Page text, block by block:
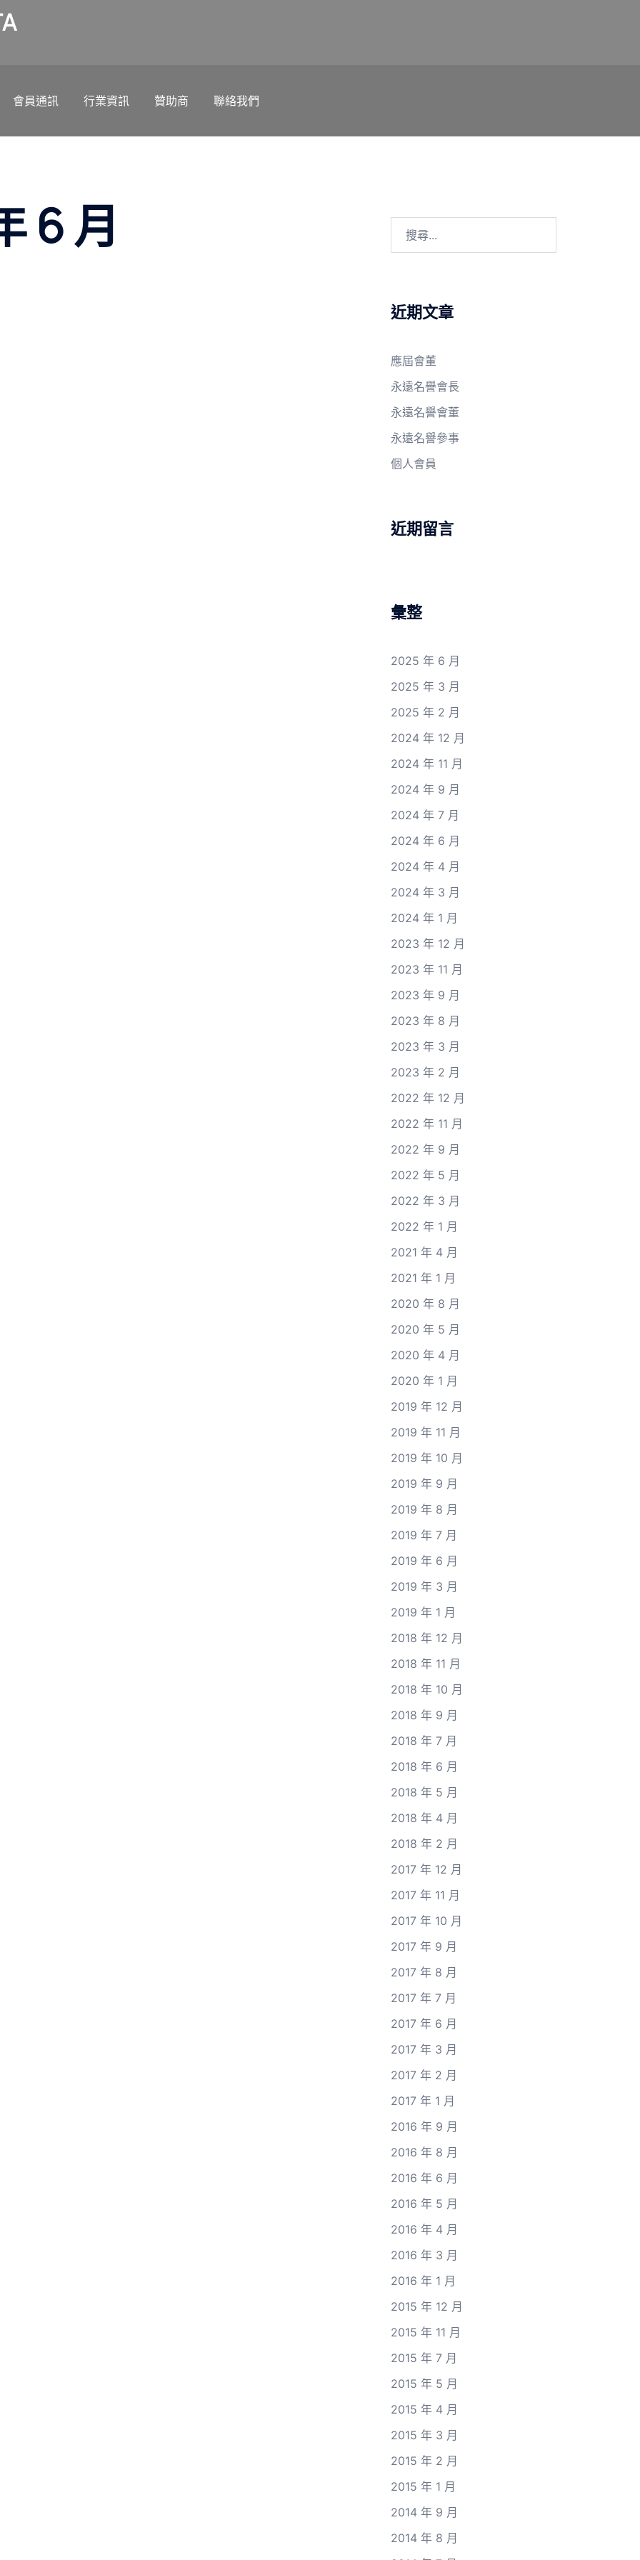
會員通訊 行業資訊 贊助商 聯絡我們
6 月
字:
近期文章
應屆會董
永遠名譽會長
永遠名譽會董
永遠名譽參事
個人會員
近期留言
彙整
2025 年 6 月
2025 年 3 月
2025 年 2 月
2024 年 12 月
2024 年 11 月
2024 年 9 月
2024 年 7 月
2024 年 6 月
2024 年 4 月
2024 年 3 月
2024 年 1 月
2023 年 12 月
2023 年 11 月
2023 年 9 月
2023 年 8 月
2023 年 3 月
2023 年 2 月
2022 年 12 月
2022 年 11 月
2022 年 9 月
2022 年 5 月
2022 年 3 月
2022 年 1 月
2021 年 4 月
2021 年 1 月
2020 年 8 月
2020 年 5 月
2020 年 4 月
2020 年 1 月
2019 年 12 月
2019 年 11 月
2019 年 10 月
2019 年 9 月
2019 年 8 月
2019 年 7 月
2019 年 6 月
2019 年 3 月
2019 年 1 月
2018 年 12 月
2018 年 11 月
2018 年 10 月
2018 年 9 月
2018 年 7 月
2018 年 6 月
2018 年 5 月
2018 年 4 月
2018 年 2 月
2017 年 12 月
2017 年 11 月
2017 年 10 月
2017 年 9 月
2017 年 8 月
2017 年 7 月
2017 年 6 月
2017 年 3 月
2017 年 2 月
2017 年 1 月
2016 年 9 月
2016 年 8 月
2016 年 6 月
2016 年 5 月
2016 年 4 月
2016 年 3 月
2016 年 1 月
2015 年 12 月
2015 年 11 月
2015 年 7 月
2015 年 5 月
2015 年 4 月
2015 年 3 月
2015 年 2 月
2015 年 1 月
2014 年 9 月
2014 年 8 月